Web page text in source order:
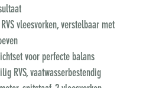
vleesvorken, verstelbaar met
voor perfecte balans
RVS, vaatwasserbestendig